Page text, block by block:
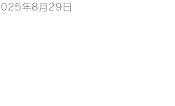
年8月29日